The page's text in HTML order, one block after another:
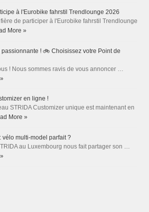
à l'Eurobike fahrstil Trendlounge 2026
de participer à l'Eurobike fahrstil Trendlounge
More »
passionnante ! 🚲 Choisissez votre Point de
! Nous sommes ravis de vous annoncer …
en ligne !
STRIDA Customizer unique est maintenant en
More »
vélo multi-model parfait ?
au Luxembourg nous fait partager son …